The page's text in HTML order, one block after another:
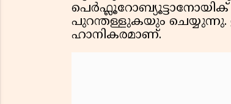
പുറന്തള്ളുകയും
ഹാനികരമാണ്.